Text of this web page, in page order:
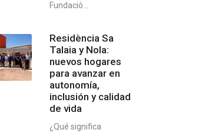
Fundació...
Residència Sa
Talaia y Nola:
nuevos hogares
para avanzar en
autonomía,
inclusión y calidad
de vida
¿Qué significa